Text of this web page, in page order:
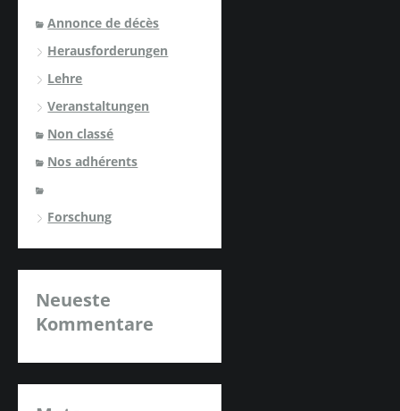
Annonce de décès
Herausforderungen
Lehre
Veranstaltungen
Non classé
Nos adhérents
Forschung
Neueste
Kommentare